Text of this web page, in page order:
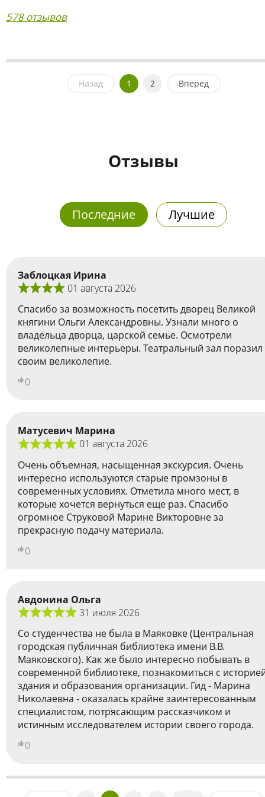
578 отзывов
Назад 1 2 Вперед
Отзывы
Последние Лучшие
Заблоцкая Ирина
01 августа 2026
Спасибо за возможность посетить дворец Великой
княгини Ольги Александровны. Узнали много о
владельца дворца, царской семье. Осмотрели
великолепные интерьеры. Театральный зал поразил
своим великолепие.
0
Матусевич Марина
01 августа 2026
Очень объемная, насыщенная экскурсия. Очень
интересно используются старые промзоны в
современных условиях. Отметила много мест, в
которые хочется вернуться еще раз. Спасибо
огромное Струковой Марине Викторовне за
прекрасную подачу материала.
0
Авдонина Ольга
31 июля 2026
Со студенчества не была в Маяковке (Центральная
городская публичная библиотека имени В.В.
Маяковского). Как же было интересно побывать в
современной библиотеке, познакомиться с
здания и образования организации. Гид - Марина
Николаевна - оказалась крайне заинтересованным
специалистом, потрясающим рассказчиком и
истинным исследователем истории своего города.
0